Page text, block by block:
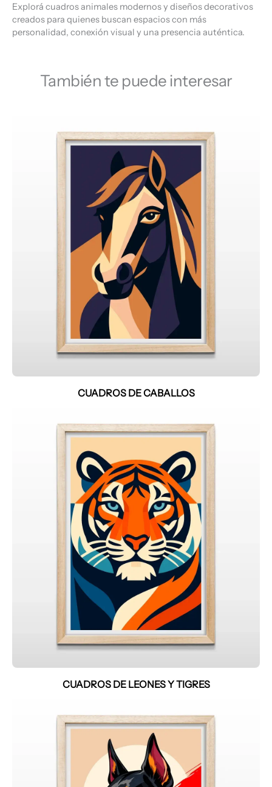
Explorá cuadros animales modernos y diseños decorativos
creados para quienes buscan espacios con más
personalidad, conexión visual y una presencia auténtica.
También te puede interesar
CUADROS DE CABALLOS
CUADROS DE LEONES Y TIGRES